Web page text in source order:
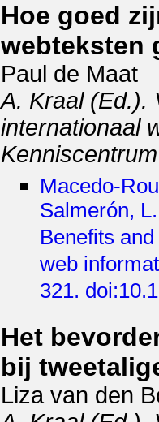
Hoe goed
webteksten
Paul de Maat
A. Kraal (Ed.).
internationaal
Macedo-
Salmerón,
Benefits
web
321.
Het
bij
Liza van den